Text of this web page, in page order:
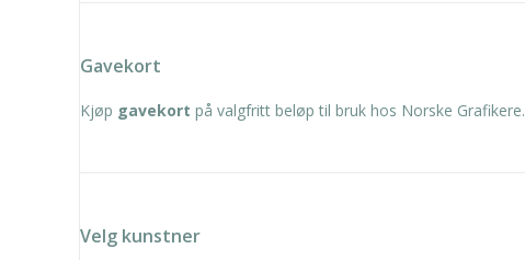
Gavekort
Kjøp gavekort på valgfritt beløp til bruk hos Norske Grafikere.
Velg kunstner